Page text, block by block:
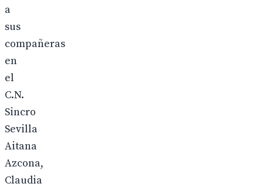
a
sus
compañeras
en
el
C.N.
Sincro
Sevilla
Aitana
Azcona,
Claudia